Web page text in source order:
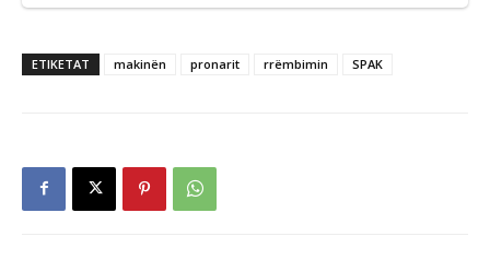
ETIKETAT makinën pronarit rrëmbimin SPAK